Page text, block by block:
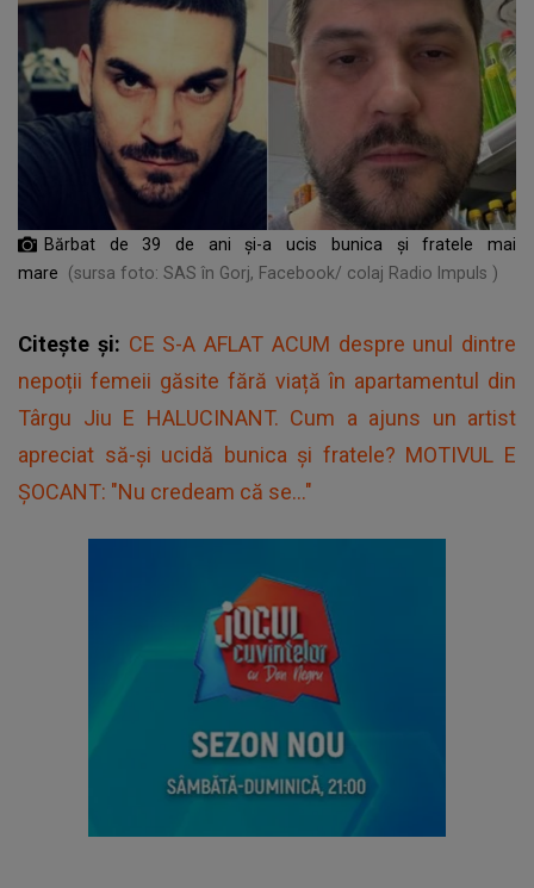
Bărbat de 39 de ani și-a ucis bunica și fratele mai
mare
(sursa foto: SAS în Gorj, Facebook/ colaj Radio Impuls )
Citește și: CE S-A AFLAT ACUM despre unul dintre
nepoții femeii găsite fără viață în apartamentul din
Târgu Jiu E HALUCINANT. Cum a ajuns un artist
apreciat să-și ucidă bunica și fratele? MOTIVUL E
ȘOCANT: "Nu credeam că se..."